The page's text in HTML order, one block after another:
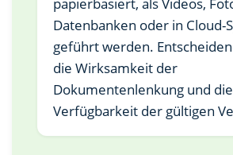
Datenbanken oder in Cloud-
geführt werden.
die Wirksamkeit der
Dokumentenlenkung und die
Verfügbarkeit der gültigen